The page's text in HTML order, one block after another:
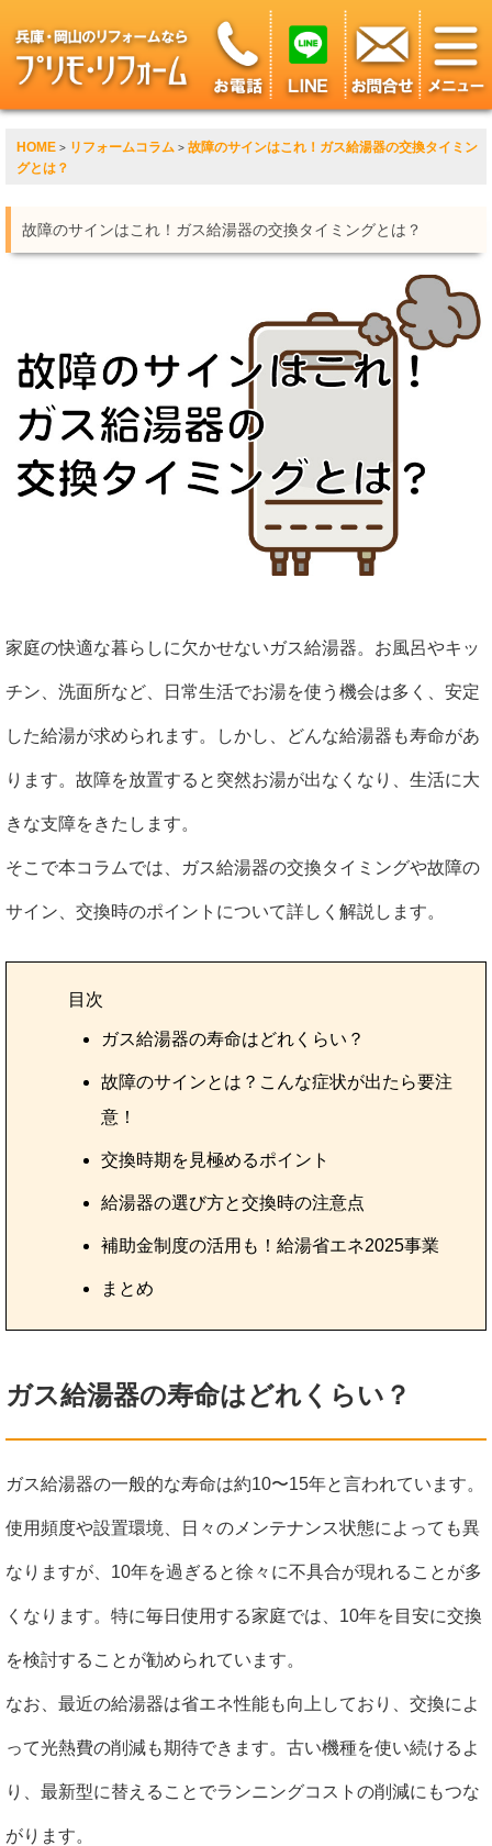
HOME > リフォームコラム > 故障のサインはこれ！ガス給湯器の交換タイミン
グとは？
故障のサインはこれ！ガス給湯器の交換タイミングとは？
家庭の快適な暮らしに欠かせないガス給湯器。お風呂やキッ
チン、洗面所など、日常生活でお湯を使う機会は多く、安定
した給湯が求められます。しかし、どんな給湯器も寿命があ
ります。故障を放置すると突然お湯が出なくなり、生活に大
きな支障をきたします。
そこで本コラムでは、ガス給湯器の交換タイミングや故障の
サイン、交換時のポイントについて詳しく解説します。
目次
ガス給湯器の寿命はどれくらい？
故障のサインとは？こんな症状が出たら要注
意！
交換時期を見極めるポイント
給湯器の選び方と交換時の注意点
補助金制度の活用も！給湯省エネ2025事業
まとめ
ガス給湯器の寿命はどれくらい？
ガス給湯器の一般的な寿命は約10〜15年と言われています。
使用頻度や設置環境、日々のメンテナンス状態によっても異
なりますが、10年を過ぎると徐々に不具合が現れることが多
くなります。特に毎日使用する家庭では、10年を目安に交換
を検討することが勧められています。
なお、最近の給湯器は省エネ性能も向上しており、交換によ
って光熱費の削減も期待できます。古い機種を使い続けるよ
り、最新型に替えることでランニングコストの削減にもつな
がります。